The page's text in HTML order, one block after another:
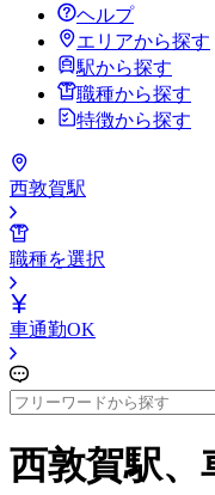
ヘルプ
エリアから探す
駅から探す
職種から探す
特徴から探す
西敦賀駅
職種を選択
車通勤OK
西敦賀駅、